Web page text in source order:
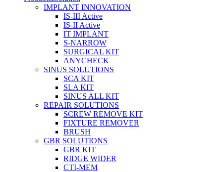
IMPLANT INNOVATION
IS-III Active
IS-II Active
IT IMPLANT
S-NARROW
SURGICAL KIT
ANYCHECK
SINUS SOLUTIONS
SCA KIT
SLA KIT
SINUS ALL KIT
REPAIR SOLUTIONS
SCREW REMOVE KIT
FIXTURE REMOVER
BRUSH​
GBR SOLUTIONS
GBR KIT
RIDGE WIDER
CTI-MEM